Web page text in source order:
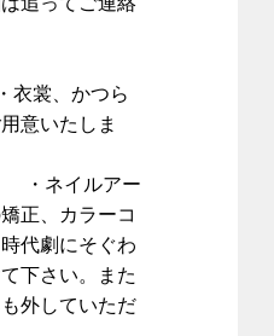
裳、かつら
意いたしま
ルアー
正、カラーコ
代劇にそぐわ
下さい。また
外していただ